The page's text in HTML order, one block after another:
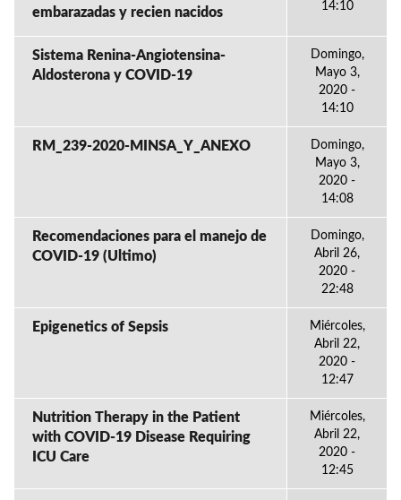
embarazadas y recien nacidos
14:10
Sistema Renina-Angiotensina-
Aldosterona y COVID-19
Domingo,
Mayo 3,
2020 -
14:10
RM_239-2020-MINSA_Y_ANEXO
Domingo,
Mayo 3,
2020 -
14:08
Recomendaciones para el manejo de
COVID-19 (Ultimo)
Domingo,
Abril 26,
2020 -
22:48
Epigenetics of Sepsis
Miércoles,
Abril 22,
2020 -
12:47
Nutrition Therapy in the Patient
with COVID-19 Disease Requiring
ICU Care
Miércoles,
Abril 22,
2020 -
12:45